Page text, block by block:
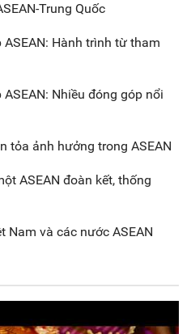
Đông Hưng: Gặp mặt,
dương các doanh nghiệp,
sản xuất với phát triển văn
Trung Quốc
Hành trình từ tham
Nhiều đóng góp nổi
tỏa ảnh hưởng trong ASEAN
ASEAN đoàn kết, thống
Nam và các nước ASEAN